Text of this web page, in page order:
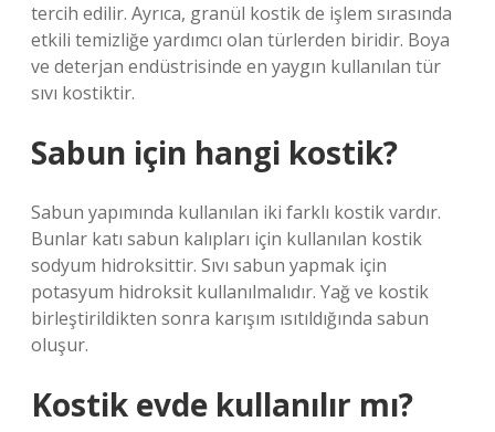
tercih edilir. Ayrıca, granül kostik de işlem sırasında
etkili temizliğe yardımcı olan türlerden biridir. Boya
ve deterjan endüstrisinde en yaygın kullanılan tür
sıvı kostiktir.
Sabun için hangi kostik?
Sabun yapımında kullanılan iki farklı kostik vardır.
Bunlar katı sabun kalıpları için kullanılan kostik
sodyum hidroksittir. Sıvı sabun yapmak için
potasyum hidroksit kullanılmalıdır. Yağ ve kostik
birleştirildikten sonra karışım ısıtıldığında sabun
oluşur.
Kostik evde kullanılır mı?